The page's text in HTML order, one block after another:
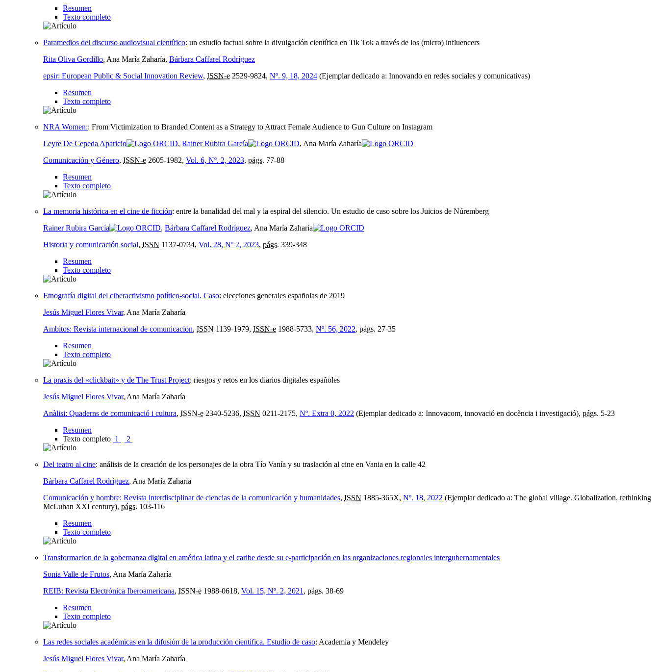
Resumen
Texto completo
Paramedios del discurso audiovisual científico: un estudio factual sobre la divulgación científica en Tik Tok a través de los (micro) influencers
Rita Oliva Gordillo, Ana María Zaharía, Bárbara Caffarel Rodríguez
epsir: European Public & Social Innovation Review, ISSN-e 2529-9824, Nº. 9, 18, 2024 (Ejemplar dedicado a: Innovando en redes sociales y comunicativas)
Resumen
Texto completo
NRA Women:: From Victimization to Branded Content as a Strategy to Attract Female Audience to Gun Culture on Instagram
Leyre De Cepeda Aparicio
, Rainer Rubira García
, Ana María Zaharía
Comunicación y Género, ISSN-e 2605-1982, Vol. 6, Nº. 2, 2023, págs. 77-88
Resumen
Texto completo
La memoria histórica en el cine de ficción: entre la banalidad del mal y la espiral del silencio. Un estudio de caso sobre los Juicios de Núremberg
Rainer Rubira García
, Bárbara Caffarel Rodríguez, Ana María Zaharía
Historia y comunicación social, ISSN 1137-0734, Vol. 28, Nº 2, 2023, págs. 339-348
Resumen
Texto completo
Etnografía digital del ciberactivismo político-social. Caso: elecciones generales españolas de 2019
Jesús Miguel Flores Vivar, Ana María Zaharía
Ambitos: Revista internacional de comunicación, ISSN 1139-1979, ISSN-e 1988-5733, Nº. 56, 2022, págs. 27-35
Resumen
Texto completo
La praxis del «clickbait» y de The Trust Project: riesgos y retos en los diarios digitales españoles
Jesús Miguel Flores Vivar, Ana María Zaharía
Anàlisi: Quaderns de comunicació i cultura, ISSN-e 2340-5236, ISSN 0211-2175, Nº. Extra 0, 2022 (Ejemplar dedicado a: Innovacom, innovació en docència i investigació), págs. 5-23
Resumen
Texto completo 1 2
Del teatro al cine: análisis de la creación de los personajes de la obra Tío Vanía y su traslación al cine en Vania en la calle 42
Bárbara Caffarel Rodríguez, Ana María Zaharía
Comunicación y hombre: Revista interdisciplinar de ciencias de la comunicación y humanidades, ISSN 1885-365X, Nº. 18, 2022 (Ejemplar dedicado a: The global village. Globalization, rethinking
McLuhan XXI century), págs. 103-116
Resumen
Texto completo
Transformacion de la gobernanza digital en américa latina y el caribe desde su e-participación en las organizaciones regionales intergubernamentales
Sonia Valle de Frutos, Ana María Zaharía
REIB: Revista Electrónica Iberoamericana, ISSN-e 1988-0618, Vol. 15, Nº. 2, 2021 , págs. 38-69
Resumen
Texto completo
Las redes sociales académicas en la difusión de la producción científica. Estudio de caso: Academia y Mendeley
Jesús Miguel Flores Vivar, Ana María Zaharía